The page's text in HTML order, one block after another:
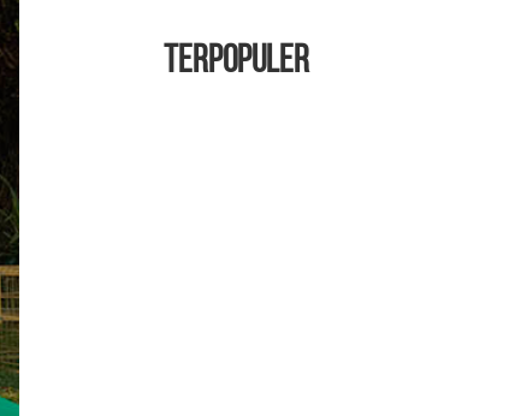
TERPOPULER